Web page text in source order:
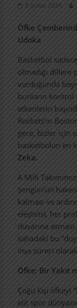
8 Şubat 2026
Öfke
Udoka
Basketbol
olmadığı dillere
vurduğunda
bunların kontrol
etkenlerin
Rockets’ın
gece, bizler için
basketbolun en
Zeka.
A Milli
Şengün’ün
kalması ve
eleştirisi, her
duvarına
sahadaki bu
inşa süreci
Öfke: Bir Yakıt
Çoğu kişi öfkeyi
elit spor